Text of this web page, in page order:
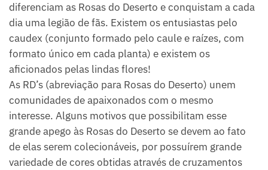
diferenciam as Rosas do Deserto e conquistam a cada
dia uma legião de fãs. Existem os entusiastas pelo
caudex (conjunto formado pelo caule e raízes, com
formato único em cada planta) e existem os
aficionados pelas lindas flores!
As RD’s (abreviação para Rosas do Deserto) unem
comunidades de apaixonados com o mesmo
interesse. Alguns motivos que possibilitam esse
grande apego às Rosas do Deserto se devem ao fato
de elas serem colecionáveis, por possuírem grande
variedade de cores obtidas através de cruzamentos